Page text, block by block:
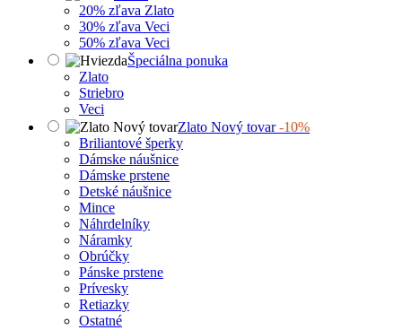
20% zľava Zlato
30% zľava Veci
50% zľava Veci
Špeciálna ponuka
Zlato
Striebro
Veci
Zlato Nový tovar-10%
Briliantové šperky
Dámske náušnice
Dámske prstene
Detské náušnice
Mince
Náhrdelníky
Náramky
Obrúčky
Pánske prstene
Prívesky
Retiazky
Ostatné